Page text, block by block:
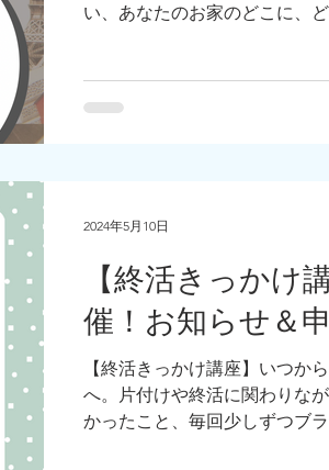
い、あなたのお家のどこに、
【終活きっかけ
催！お知らせ＆
【終活きっかけ講座】いつか
へ。片付けや終活に関わりな
かったこと、毎回少しずつブ
2024年5月10日